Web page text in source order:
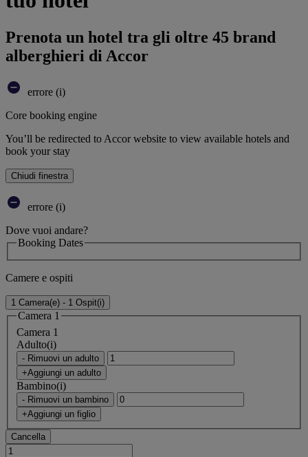
Prenota un hotel tra gli oltre 45 brand
alberghieri di Accor
errore (i)
Core booking engine
You’ll be redirected to Accor website to view available hotels and
book your stay
Chiudi finestra
errore (i)
Dove vuoi andare?
Booking Dates
Camere e ospiti
1 Camera(e) - 1 Ospit(i)
Camera 1
Camera 1
Adulto(i)
- Rimuovi un adulto
+Aggiungi un adulto
Bambino(i)
- Rimuovi un bambino
+Aggiungi un figlio
Cancella